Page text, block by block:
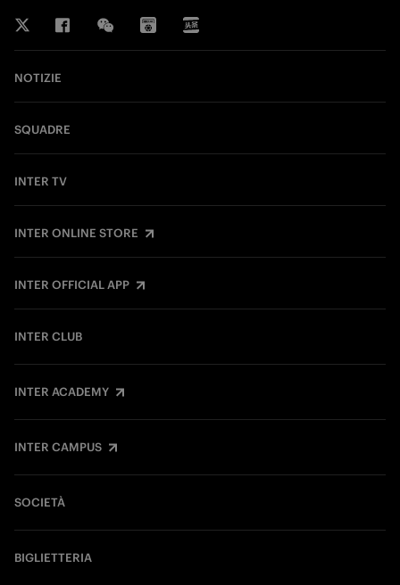
NOTIZIE
SQUADRE
INTER TV
INTER ONLINE STORE
INTER OFFICIAL APP
INTER CLUB
INTER ACADEMY
INTER CAMPUS
SOCIETÀ
BIGLIETTERIA